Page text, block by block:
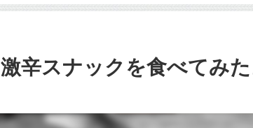
辛スナックを食べてみた